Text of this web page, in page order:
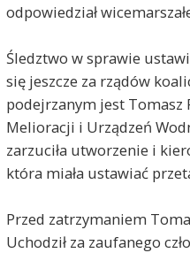
odpowiedział
Śledztwo w sprawie
się jeszcze za rządów
podejrzanym jest Tomasz
Melioracji i Urządzeń
zarzuciła utworzenie i
która miała ustawiać
Przed zatrzymaniem
Uchodził za zaufanego